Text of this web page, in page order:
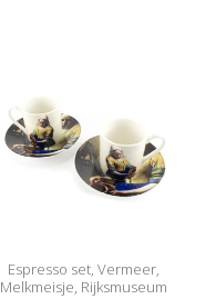
Espresso set, Vermeer,
Melkmeisje, Rijksmuseum